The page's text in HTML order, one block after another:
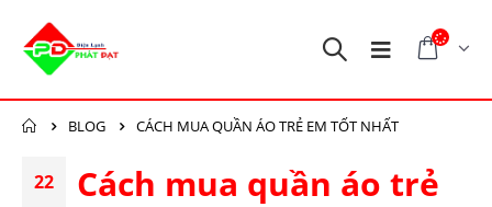
BLOG CÁCH MUA QUẦN ÁO TRẺ EM TỐT NHẤT
22
Cách mua quần áo trẻ